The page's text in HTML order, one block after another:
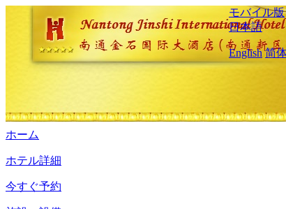
モバイル版
日本語
English 简
ホーム
ホテル詳細
今すぐ予約